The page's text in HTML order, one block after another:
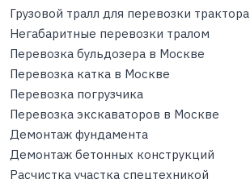
Грузовой тралл для перевозки трактора
Негабаритные перевозки тралом
Перевозка бульдозера в Москве
Перевозка катка в Москве
Перевозка погрузчика
Перевозка экскаваторов в Москве
Демонтаж фундамента
Демонтаж бетонных конструкций
Расчистка участка спецтехникой